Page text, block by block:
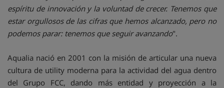
espíritu de innovación y la voluntad de crecer. Tenemos que
estar orgullosos de las cifras que hemos alcanzado, pero no
podemos parar: tenemos que seguir avanzando".
Aqualia nació en 2001 con la misión de articular una nueva
cultura de utility moderna para la actividad del agua dentro
del Grupo FCC, dando más entidad y proyección a la